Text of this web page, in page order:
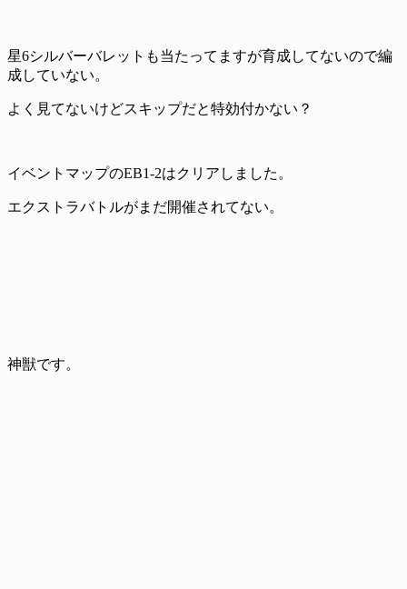
星6シルバーバレットも当たってますが育成してないので編
成していない。
よく見てないけどスキップだと特効付かない？
イベントマップのEB1-2はクリアしました。
エクストラバトルがまだ開催されてない。
神獣です。